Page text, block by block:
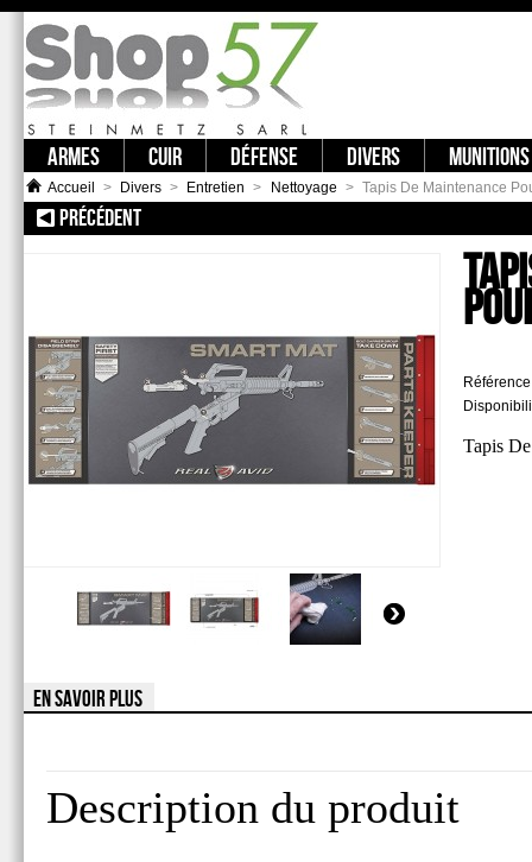
ARMES CUIR DÉFENSE DIVERS MUNITIONS
Accueil > Divers > Entretien > Nettoyage > Tapis De Maintenance
PRÉCÉDENT:: TAPIS ABSORBANT DE TRAVAIL OU DE PRÉSENTATION
Tapis
EN SAVOIR PLUS
Description du produit